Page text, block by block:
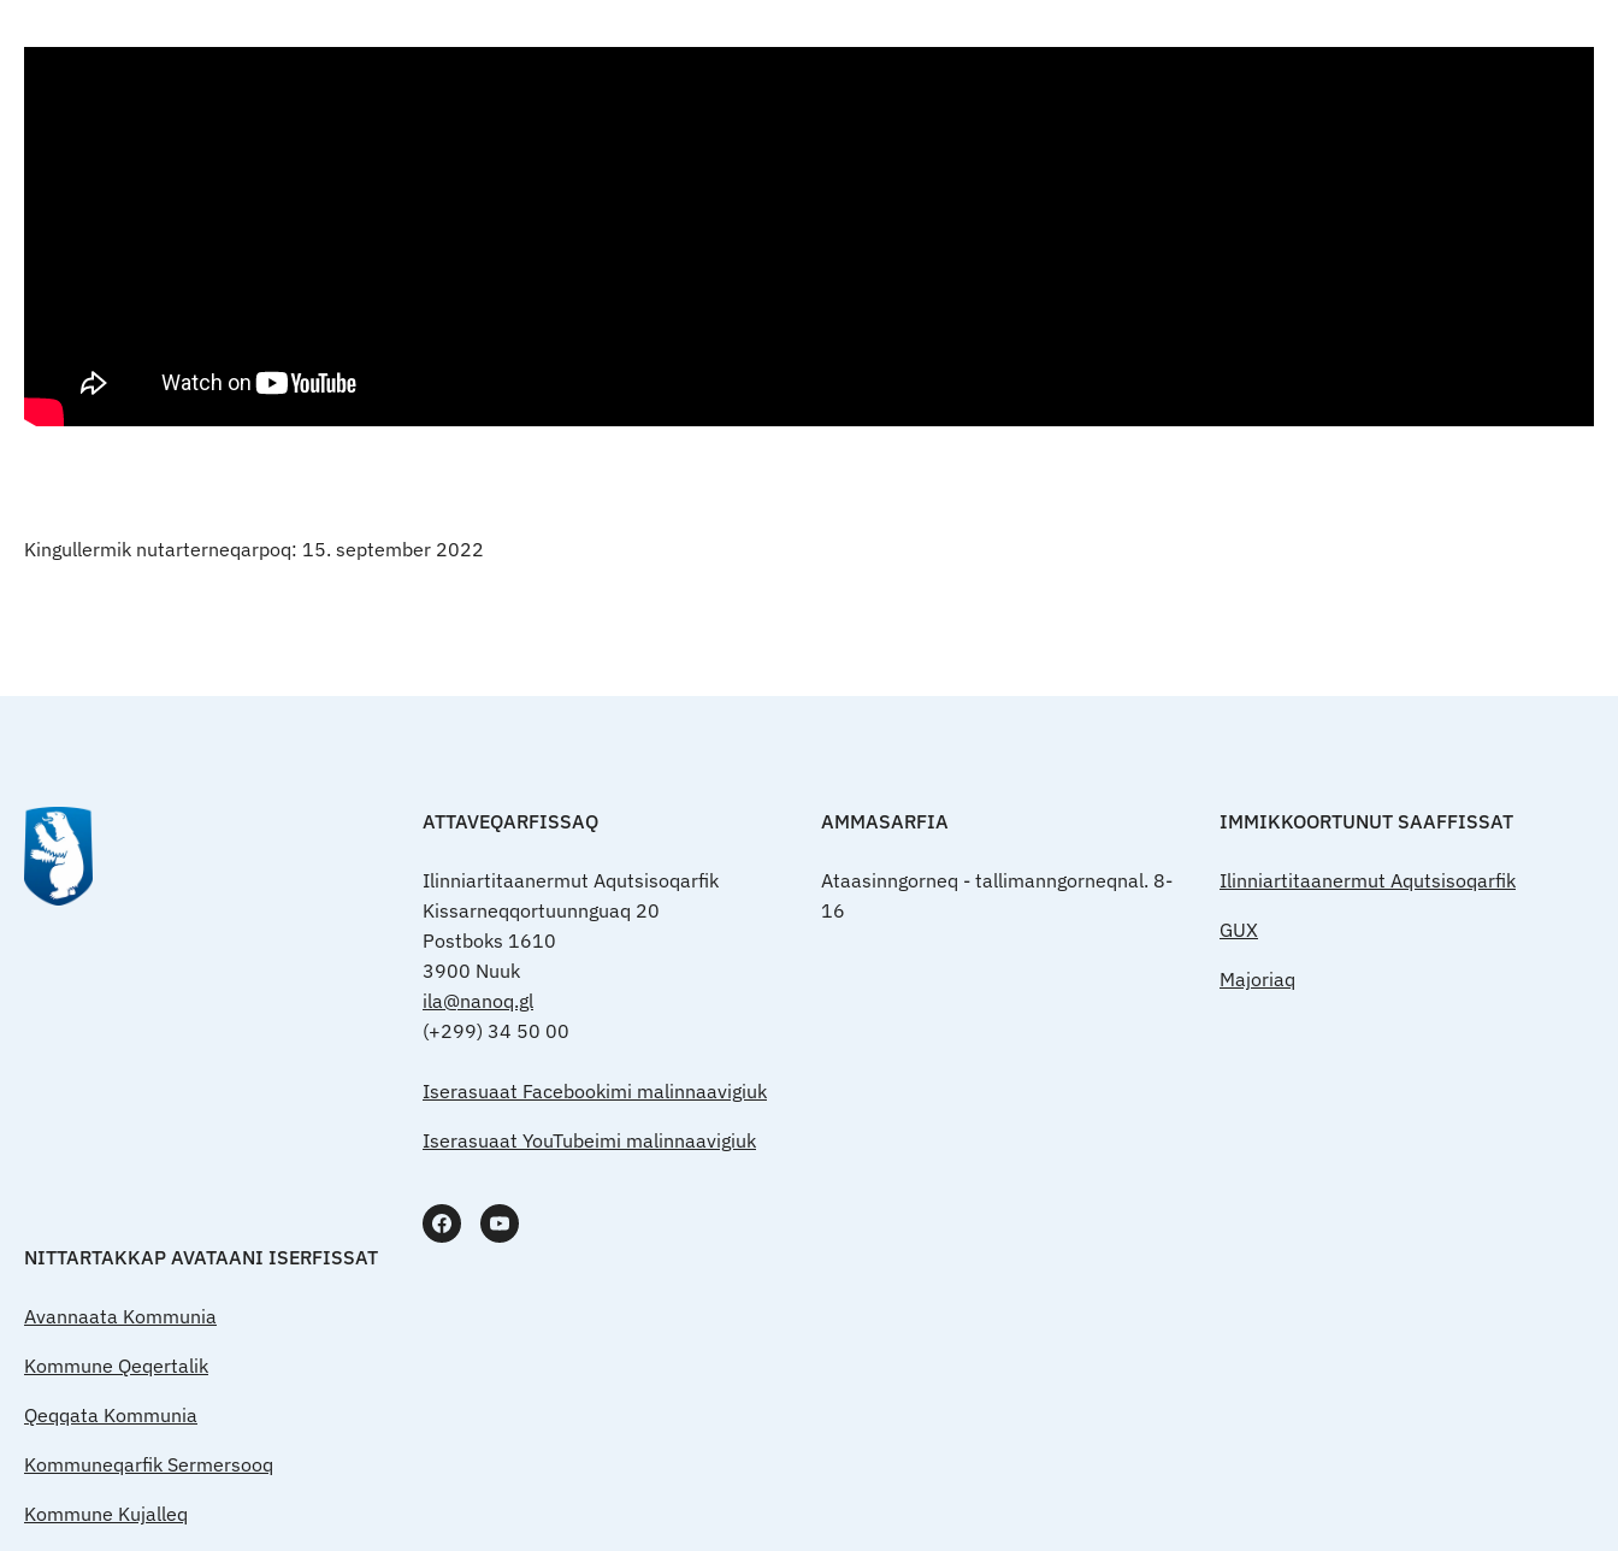
Kingullermik nutarterneqarpoq: 15. september 2022
ATTAVEQARFISSAQ
Ilinniartitaanermut Aqutsisoqarfik
Kissarneqqortuunnguaq 20
Postboks 1610
3900 Nuuk
ila@nanoq.gl
(+299) 34 50 00
Iserasuaat Facebookimi malinnaavigiuk
Iserasuaat YouTubeimi malinnaavigiuk
AMMASARFIA
Ataasinngorneq - tallimanngorneqnal. 8-
16
IMMIKKOORTUNUT SAAFFISSAT
Ilinniartitaanermut Aqutsisoqarfik
GUX
Majoriaq
NITTARTAKKAP AVATAANI ISERFISSAT
Avannaata Kommunia
Kommune Qeqertalik
Qeqqata Kommunia
Kommuneqarfik Sermersooq
Kommune Kujalleq